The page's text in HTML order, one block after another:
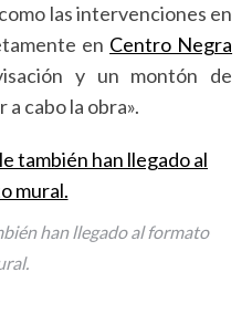
las intervenciones en
en Centro Negra
y un montón de
cabo la obra».
han llegado al formato